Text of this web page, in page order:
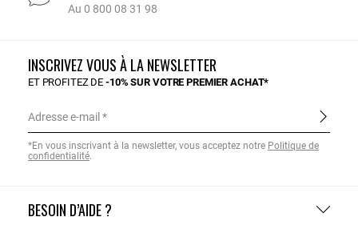
Au 0 800 08 31 98
BESOIN D’AIDE ?
INSCRIVEZ VOUS À LA NEWSLETTER
ET PROFITEZ DE-10% SUR VOTRE PREMIER ACHAT*
Adresse e-mail
*En vous inscrivant à la newsletter, vous acceptez notre Politique de
confidentialité.